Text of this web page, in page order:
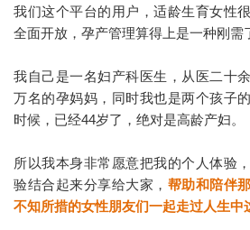
我们这个平台的用户，适龄生育女性
全面开放，孕产管理算得上是一种刚需
我自己是一名妇产科医生， 从医二十
万名的孕妈妈，同时我也是两个孩子
时候，已经44岁了，绝对是高龄产妇。
所以我本身非常愿意把我的个人体验
验结合起来分享给大家， 帮助和陪伴
不知所措的女性朋友们一起走过人生中